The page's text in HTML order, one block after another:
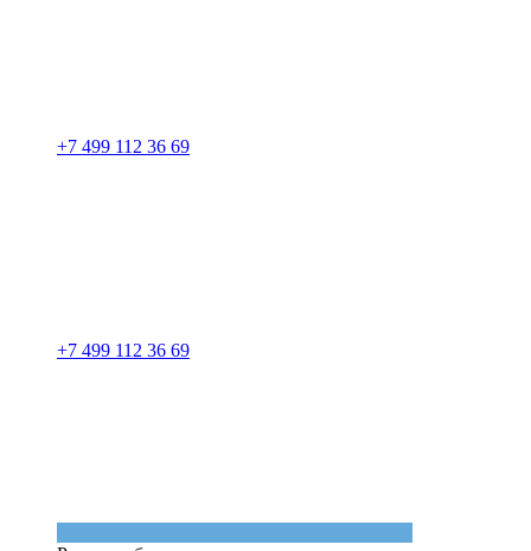
+7 499 112 36 69
+7 499 112 36 69